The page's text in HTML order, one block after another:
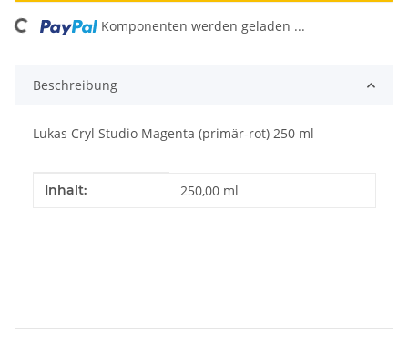
Loading... Komponenten werden geladen ...
Beschreibung
Lukas Cryl Studio Magenta (primär-rot) 250 ml
Produkteigenschaft
Wert
Inhalt: 250,00 ml